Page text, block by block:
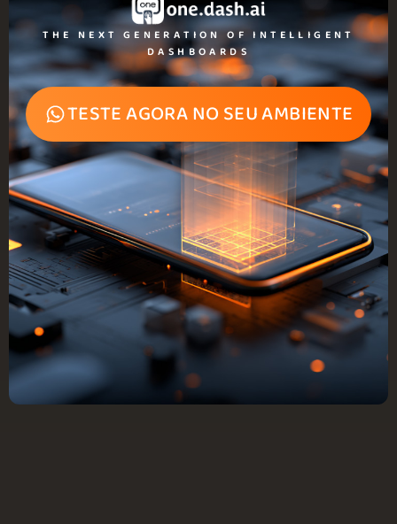
THE NEXT GENERATION OF INTELLIGENT
DASHBOARDS
TESTE AGORA NO SEU AMBIENTE